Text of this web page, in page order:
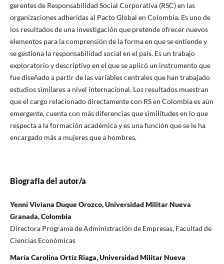
gerentes de Responsabilidad Social Corporativa (RSC) en las
organizaciones adheridas al Pacto Global en Colombia. Es uno de
los resultados de una investigación que pretende ofrecer nuevos
elementos para la comprensión de la forma en que se entiende y
se gestiona la responsabilidad social en el país. Es un trabajo
exploratorio y descriptivo en el que se aplicó un instrumento que
fue diseñado a partir de las variables centrales que han trabajado
estudios similares a nivel internacional. Los resultados muestran
que el cargo relacionado directamente con RS en Colombia es aún
emergente, cuenta con más diferencias que similitudes en lo que
respecta a la formación académica y es una función que se le ha
encargado más a mujeres que a hombres.
Biografía del autor/a
Yenni Viviana Duque Orozco, Universidad Militar Nueva
Granada, Colombia
Directora Programa de Administración de Empresas, Facultad de
Ciencias Económicas
María Carolina Ortíz Riaga, Universidad Militar Nueva